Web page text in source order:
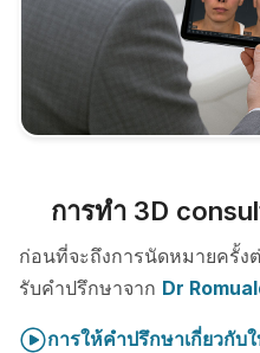
การทำ 3D
ก่อนที่จะถึงการนัดหมายครั้
รับคำปรึกษาจาก Dr
การให้คำปรึกษาเกี่ยวกับ